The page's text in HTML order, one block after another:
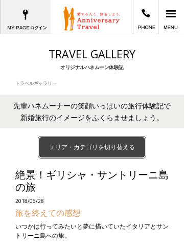
愛する人と、旅をし
TRAVEL GALLERY
オリジナルハネムーン体験記
トラベルギャラリー
先輩ハネムーナーの笑顔いっぱいの旅行体験記で
新婚旅行のイメージをふくらませましょう。
エリア・カテゴリを切り替える
絶景！ギリシャ・サントリーニ島
の旅
2018/06/28
旅を終えての感想
いつかは行ってみたいと夢に描いていたイタリアとサン
トリーニ島への旅。